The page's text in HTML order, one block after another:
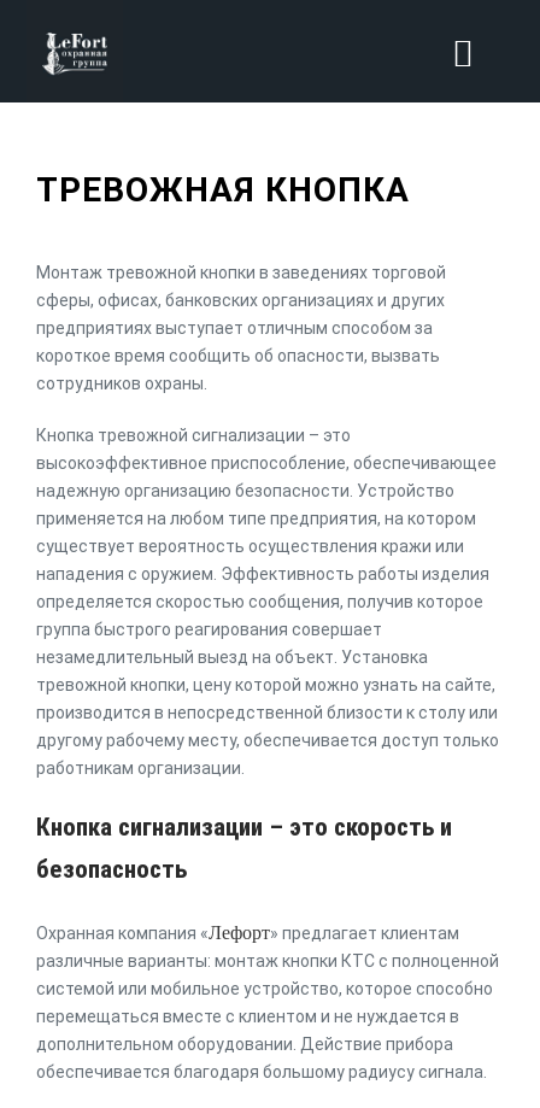
ТРЕВОЖНАЯ КНОПКА
Монтаж тревожной кнопки в заведениях торговой
сферы, офисах, банковских организациях и других
предприятиях выступает отличным способом за
короткое время сообщить об опасности, вызвать
сотрудников охраны.
Кнопка тревожной сигнализации – это
высокоэффективное приспособление, обеспечивающее
надежную организацию безопасности. Устройство
применяется на любом типе предприятия, на котором
существует вероятность осуществления кражи или
нападения с оружием. Эффективность работы изделия
определяется скоростью сообщения, получив которое
группа быстрого реагирования совершает
незамедлительный выезд на объект. Установка
тревожной кнопки, цену которой можно узнать на сайте,
производится в непосредственной близости к столу или
другому рабочему месту, обеспечивается доступ только
работникам организации.
Кнопка сигнализации – это скорость и
безопасность
Охранная компания «Лефорт» предлагает клиентам
различные варианты: монтаж кнопки КТС с полноценной
системой или мобильное устройство, которое способно
перемещаться вместе с клиентом и не нуждается в
дополнительном оборудовании. Действие прибора
обеспечивается благодаря большому радиусу сигнала.